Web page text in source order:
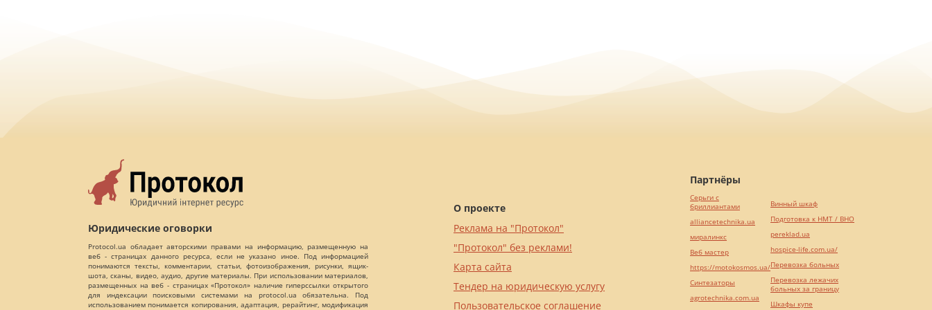
Юридические оговорки
Protocol.ua обладает авторскими правами на информацию, размещенную на
веб - страницах данного ресурса, если не указано иное. Под информацией
понимаются тексты, комментарии, статьи, фотоизображения, рисунки, ящик-
шота, сканы, видео, аудио, другие материалы. При использовании материалов,
размещенных на веб - страницах «Протокол» наличие гиперссылки открытого
для индексации поисковыми системами на protocol.ua обязательна. Под
использованием понимается копирования, адаптация, рерайтинг, модификация
О проекте
Реклама на "Протокол"
"Протокол" без реклами!
Карта сайта
Тендер на юридическую услугу
Пользовательское соглашение
Партнёры
Серьги с
бриллиантами
alliancetechnika.ua
миралинкс
Веб мастер
https://motokosmos.ua/
Синтезаторы
agrotechnika.com.ua
Винный шкаф
Подготовка к НМТ / ВНО
pereklad.ua
hospice-life.com.ua/
Перевозка больных
Перевозка лежачих
больных за границу
Шкафы купе